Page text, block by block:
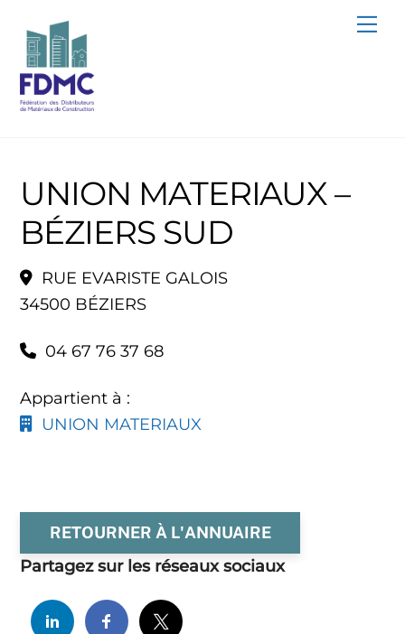
content
UNION MATERIAUX –
BÉZIERS SUD
RUE EVARISTE GALOIS
34500 BÉZIERS
04 67 76 37 68
Appartient à :
UNION MATERIAUX
RETOURNER À L'ANNUAIRE
Partagez sur les réseaux sociaux